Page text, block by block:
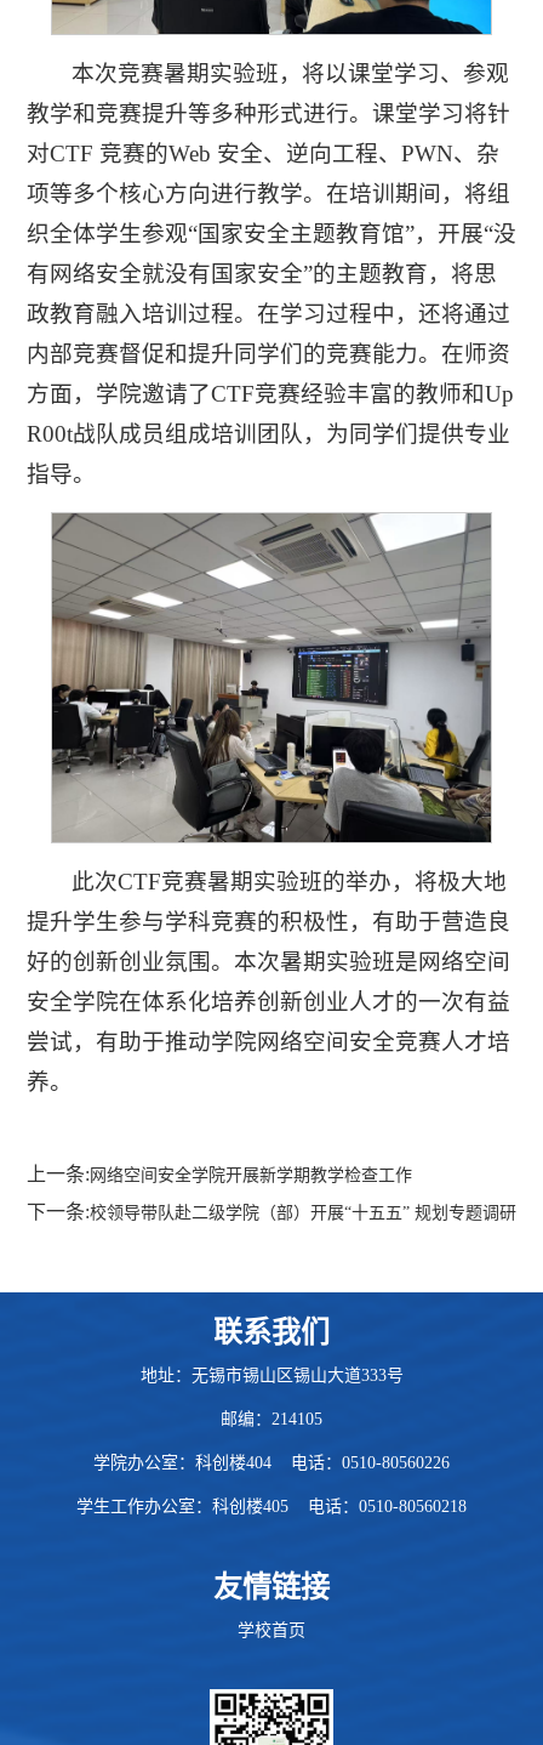
本次竞赛暑期实验班，将以课堂学习、参观
教学和竞赛提升等多种形式进行。课堂学习将针
对CTF 竞赛的Web 安全、逆向工程、PWN、杂
项等多个核心方向进行教学。在培训期间，将组
织全体学生参观“国家安全主题教育馆”，开展“没
有网络安全就没有国家安全”的主题教育，将思
政教育融入培训过程。在学习过程中，还将通过
内部竞赛督促和提升同学们的竞赛能力。在师资
方面，学院邀请了CTF竞赛经验丰富的教师和Up
R00t战队成员组成培训团队，为同学们提供专业
指导。
此次CTF竞赛暑期实验班的举办，将极大地
提升学生参与学科竞赛的积极性，有助于营造良
好的创新创业氛围。本次暑期实验班是网络空间
安全学院在体系化培养创新创业人才的一次有益
尝试，有助于推动学院网络空间安全竞赛人才培
养。
上一条: 网络空间安全学院开展新学期教学检查工作
下一条:校领导带队赴二级学院（部）开展“十五五” 规划专题调研
联系我们
地址：无锡市锡山区锡山大道333号
邮编：214105
学院办公室：科创楼404 电话：0510-80560226
学生工作办公室：科创楼405 电话： 0510-80560218
友情链接
学校首页